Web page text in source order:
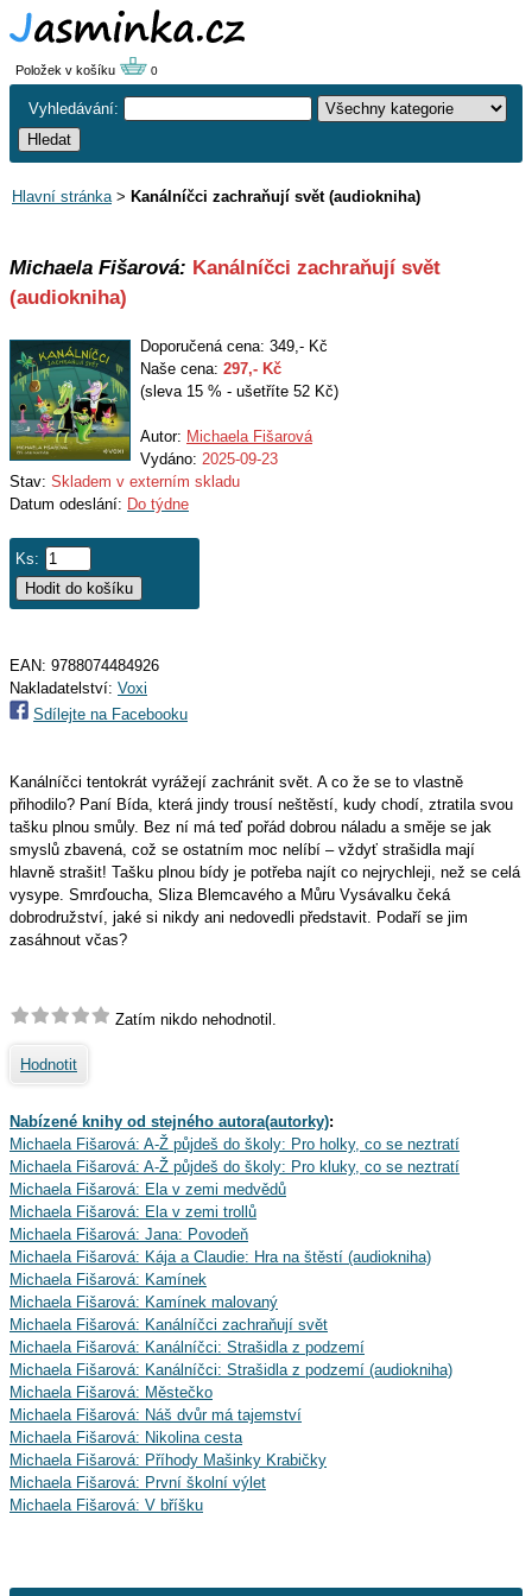
Položek v košíku 0
Vyhledávání:
Hlavní stránka> Kanálníčci zachraňují svět (audiokniha)
Michaela Fišarová: Kanálníčci zachraňují svět
(audiokniha)
Doporučená cena: 349,- Kč
Naše cena: 297,- Kč
(sleva 15 % - ušetříte 52 Kč)
Autor: Michaela Fišarová
Vydáno: 2025-09-23
Stav: Skladem v externím skladu
Datum odeslání: Do týdne
Ks:
EAN: 9788074484926
Nakladatelství: Voxi
Sdílejte na Facebooku
Kanálníčci tentokrát vyrážejí zachránit svět. A co že se to vlastně
přihodilo? Paní Bída, která jindy trousí neštěstí, kudy chodí, ztratila svou
tašku plnou smůly. Bez ní má teď pořád dobrou náladu a směje se jak
smyslů zbavená, což se ostatním moc nelíbí – vždyť strašidla mají
hlavně strašit! Tašku plnou bídy je potřeba najít co nejrychleji, než se celá
vysype. Smrďoucha, Sliza Blemcavého a Můru Vysávalku čeká
dobrodružství, jaké si nikdy ani nedovedli představit. Podaří se jim
zasáhnout včas?
Zatím nikdo nehodnotil.
Hodnotit
Nabízené knihy od stejného autora(autorky):
Michaela Fišarová: A-Ž půjdeš do školy: Pro holky, co se neztratí
Michaela Fišarová: A-Ž půjdeš do školy: Pro kluky, co se neztratí
Michaela Fišarová: Ela v zemi medvědů
Michaela Fišarová: Ela v zemi trollů
Michaela Fišarová: Jana: Povodeň
Michaela Fišarová: Kája a Claudie: Hra na štěstí (audiokniha)
Michaela Fišarová: Kamínek
Michaela Fišarová: Kamínek malovaný
Michaela Fišarová: Kanálníčci zachraňují svět
Michaela Fišarová: Kanálníčci: Strašidla z podzemí
Michaela Fišarová: Kanálníčci: Strašidla z podzemí (audiokniha)
Michaela Fišarová: Městečko
Michaela Fišarová: Náš dvůr má tajemství
Michaela Fišarová: Nikolina cesta
Michaela Fišarová: Příhody Mašinky Krabičky
Michaela Fišarová: První školní výlet
Michaela Fišarová: V bříšku